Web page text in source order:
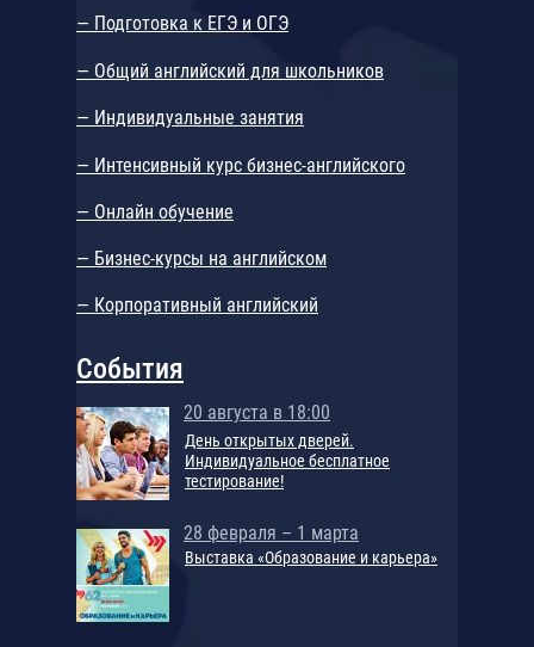
— Общий английский для школьников
— Подготовка к ЕГЭ и ОГЭ
— Индивидуальные занятия
— Онлайн обучение
— Бизнес-курсы на английском
— Корпоративный английский
События
— Интенсивный курс бизнес-английского
28 февраля – 1 марта
Выставка «Образование и карьера»
День открытых дверей.
Индивидуальное бесплатное
тестирование!
20 августа в 18:00